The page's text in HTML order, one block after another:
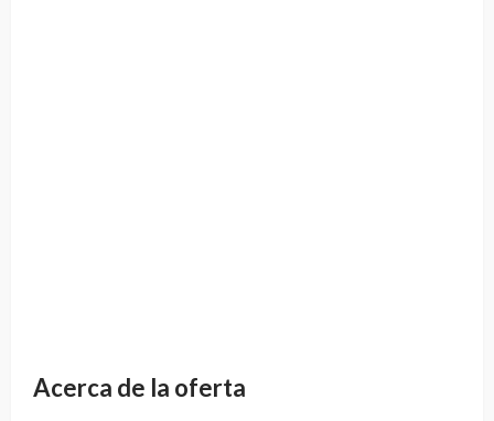
Acerca de la oferta